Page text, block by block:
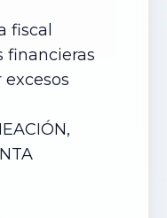
fiscal
financieras